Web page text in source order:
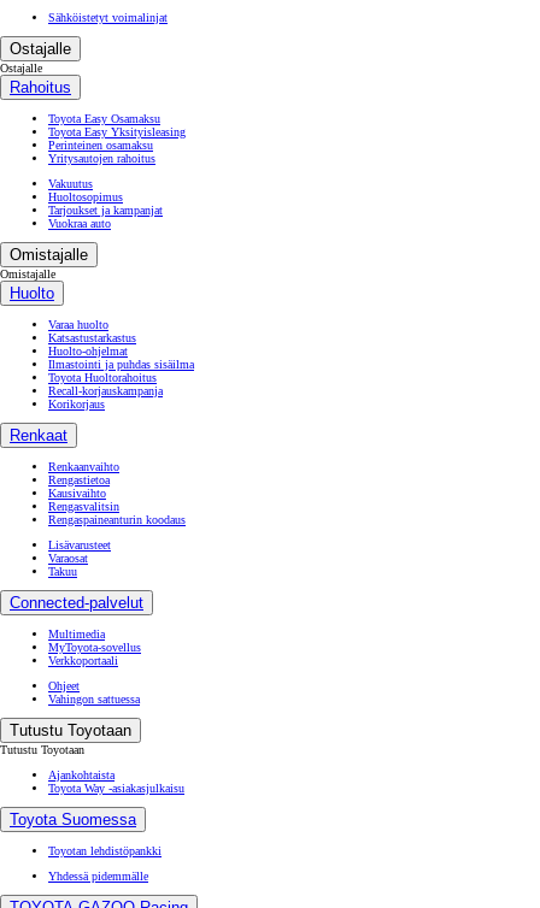
Sähköistetyt voimalinjat
Ostajalle
Ostajalle
Rahoitus
Toyota Easy Osamaksu
Toyota Easy Yksityisleasing
Perinteinen osamaksu
Yritysautojen rahoitus
Vakuutus
Huoltosopimus
Tarjoukset ja kampanjat
Vuokraa auto
Omistajalle
Omistajalle
Huolto
Varaa huolto
Katsastustarkastus
Huolto-ohjelmat
Ilmastointi ja puhdas sisäilma
Toyota Huoltorahoitus
Recall-korjauskampanja
Korikorjaus
Renkaat
Renkaanvaihto
Rengastietoa
Kausivaihto
Rengasvalitsin
Rengaspaineanturin koodaus
Lisävarusteet
Varaosat
Takuu
Connected-palvelut
Multimedia
MyToyota-sovellus
Verkkoportaali
Ohjeet
Vahingon sattuessa
Tutustu Toyotaan
Tutustu Toyotaan
Ajankohtaista
Toyota Way -asiakasjulkaisu
Toyota Suomessa
Toyotan lehdistöpankki
Yhdessä pidemmälle